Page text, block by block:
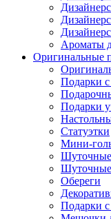
Ароматы
Оригинальные
Подарки
Подарки
Статуэтки
Мини-
Шуточные
Обереги
Подарки с